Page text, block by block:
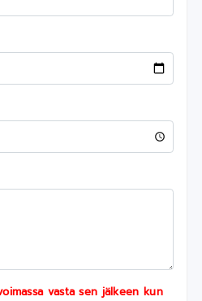
vasta sen jälkeen kun